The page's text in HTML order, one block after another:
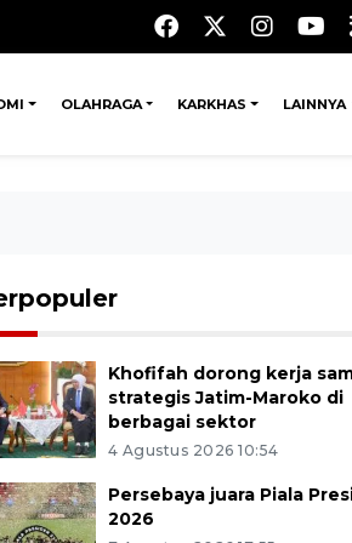
OLAHRAGA KARKHAS LAINNYA
Khofifah dorong kerja
strategis Jatim-Maroko di
berbagai sektor
4 Agustus 2026 10:54
Persebaya juara Piala
2026